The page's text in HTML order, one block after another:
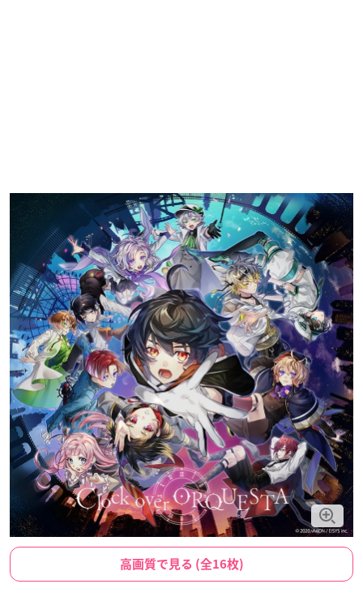
高画質で見る (全16枚)